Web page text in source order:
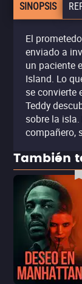
SINOPSIS
El
enviado a
un paciente
Island. Lo
se convierte
Teddy
sobre la
compañero,
También